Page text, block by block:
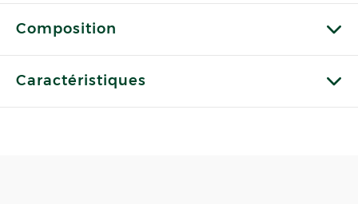
Composition
Caractéristiques